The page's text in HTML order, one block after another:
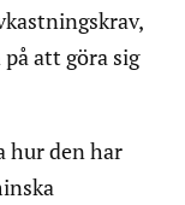
att göra sig
hur den har